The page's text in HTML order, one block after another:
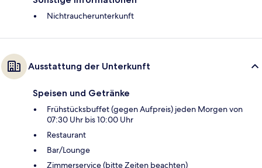
Nichtraucherunterkunft
Ausstattung der Unterkunft
Speisen und Getränke
Frühstücksbuffet (gegen Aufpreis) jeden Morgen von
07:30 Uhr bis 10:00 Uhr
Restaurant
Bar/Lounge
Zimmerservice (bitte Zeiten beachten)